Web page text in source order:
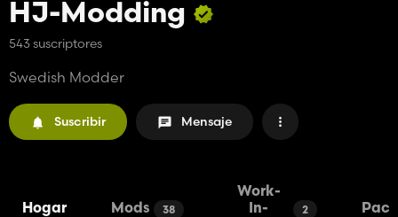
HJ-Modding
543 suscriptores
Swedish Modder
Suscribir Mensaje
Hogar Mods 38
Work-
In-
2